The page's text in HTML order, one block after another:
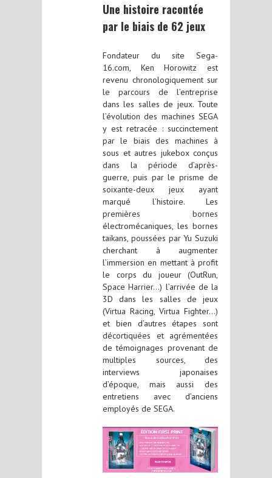
Une histoire racontée
par le biais de 62 jeux
Fondateur du site Sega-
16.com, Ken Horowitz est
revenu chronologiquement sur
le parcours de l’entreprise
dans les salles de jeux. Toute
l’évolution des machines SEGA
y est retracée : succinctement
par le biais des machines à
sous et autres jukebox conçus
dans la période d’après-
guerre, puis par le prisme de
soixante-deux jeux ayant
marqué l’histoire. Les
premières bornes
électromécaniques, les bornes
taikans, poussées par Yu Suzuki
cherchant à augmenter
l’immersion en mettant à profit
le corps du joueur (OutRun,
Space Harrier…) l’arrivée de la
3D dans les salles de jeux
(Virtua Racing, Virtua Fighter…)
et bien d’autres étapes sont
décortiquées et agrémentées
de témoignages provenant de
multiples sources, des
interviews japonaises
d’époque, mais aussi des
entretiens avec d’anciens
employés de SEGA.